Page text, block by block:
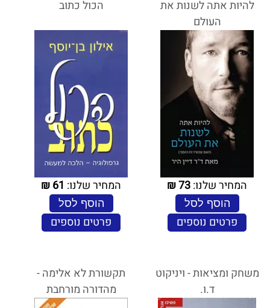
להיות אתה לשנות את
העולם
המחיר שלנו:73
₪
הוסף לסל
פרטים נוספים
הכול כתוב
המחיר שלנו: 61
₪
הוסף לסל
פרטים נוספים
משחק ומציאות - ויניקוט
ד.ו.
תקשורת לא אלימה -
מהדורה מורחבת